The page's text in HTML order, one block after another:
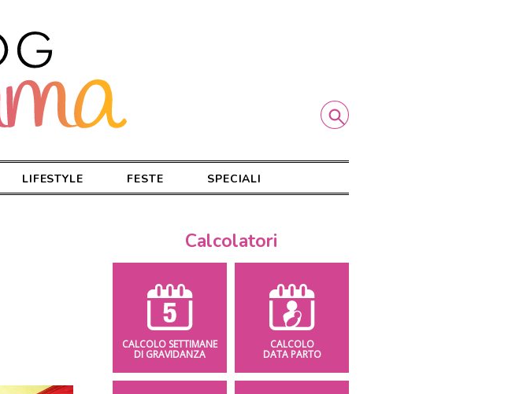
LIFESTYLE FESTE SPECIALI
Calcolatori
CALCOLO SETTIMANE
DI GRAVIDANZA
CALCOLO
DATA PARTO